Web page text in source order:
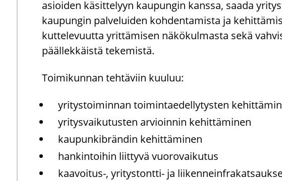
asioi­den kä­sit­te­lyyn kau­pun­gin kans­sa, saada
kau­pun­gin pal­ve­lui­den koh­den­ta­mis­ta ja
kut­te­le­vuut­ta yrit­tä­mi­sen nä­kö­kul­mas­ta sekä
pääl­lek­käis­tä te­ke­mis­tä.
Toi­mi­kun­nan teh­tä­viin kuu­luu:
yri­tys­toi­min­nan toi­min­tae­del­ly­tys­ten
yri­tys­vai­ku­tus­ten ar­vioin­nin ke­hit­tä­mi­nen
kau­pun­kibrän­din ke­hit­tä­mi­nen
han­kin­toi­hin liit­ty­vä vuo­ro­vai­ku­tus
kaavoitus-​, yritystontti-​ ja